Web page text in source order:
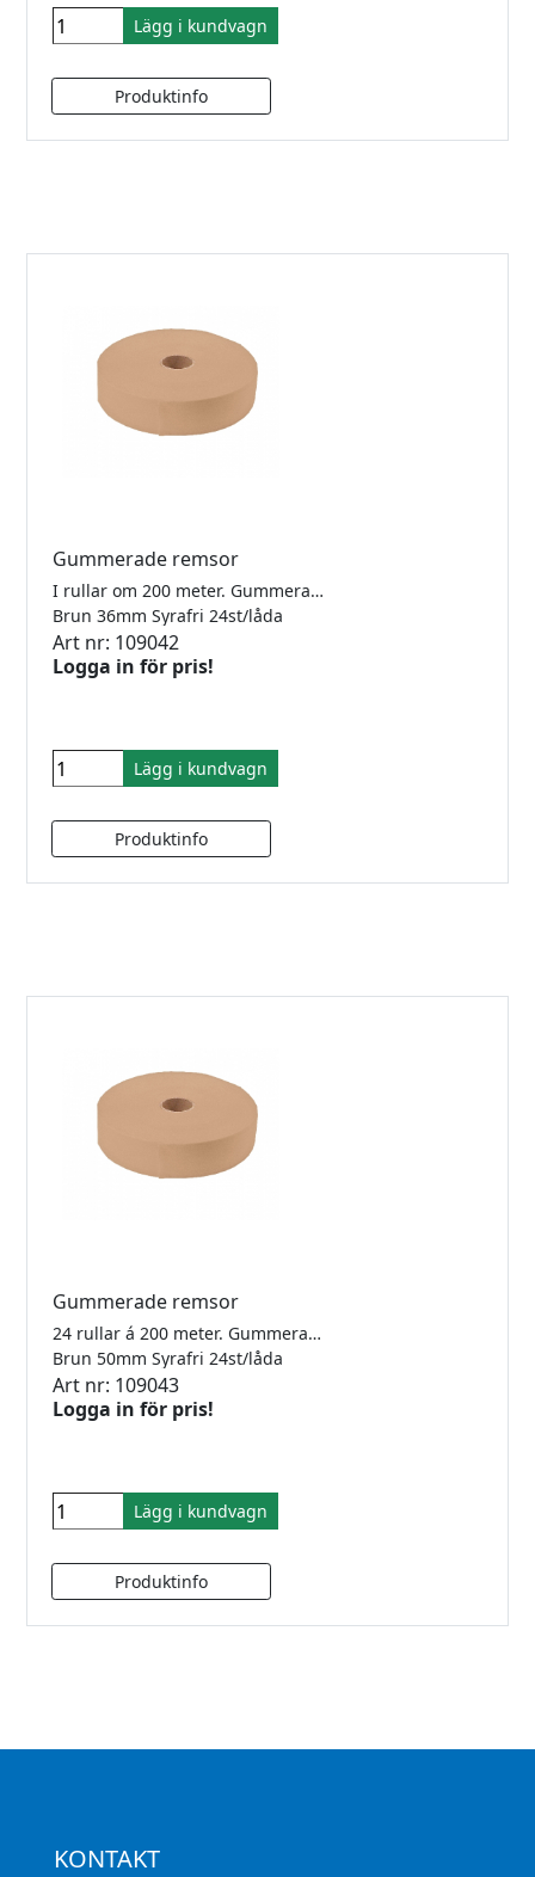
Lägg i kundvagn
Gummerade remsor
I rullar om 200 meter. Gummerade med smak och luktfritt växtlim.
Brun 36mm Syrafri 24st/låda
Art nr: 109042
Logga in för pris!
Lägg i kundvagn
Gummerade remsor
24 rullar á 200 meter. Gummerad med smak och luktfritt växtlim. Säljes endast i hel förpackning.
Brun 50mm Syrafri 24st/låda
Art nr: 109043
Logga in för pris!
Lägg i kundvagn
KONTAKT